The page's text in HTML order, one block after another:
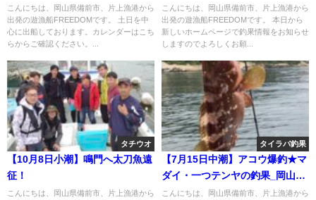
型アコウも！
こんにちは、岡山県備前市、片上漁港から
出発の遊漁船FREEDOMです。 土日を中
心に出船しております。カレンダーはこち
らからご確認ください。...
_FREEDOM
こんにちは、岡山県備前市、片上漁港から
出発の遊漁船FREEDOMです。 本日から
新しいホームページで釣果情報をお知らせ
しますのでよろしくお願...
タチウオ
【10月8日小潮】鳴門へ太刀魚遠
征！
こんにちは、岡山県備前市、片上漁港から
タイラバ釣果
【7月15日中潮】アコウ爆釣★マ
ダイ・一つテンヤの釣果_岡山片
上港遊漁船_FREEDOM
こんにちは、岡山県備前市、片上漁港から